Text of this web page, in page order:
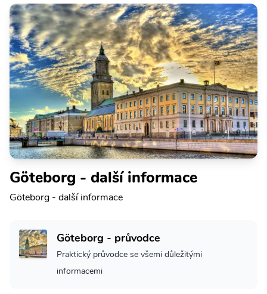
Göteborg - další informace
Göteborg - další informace
Göteborg - průvodce
Praktický průvodce se všemi důležitými
informacemi